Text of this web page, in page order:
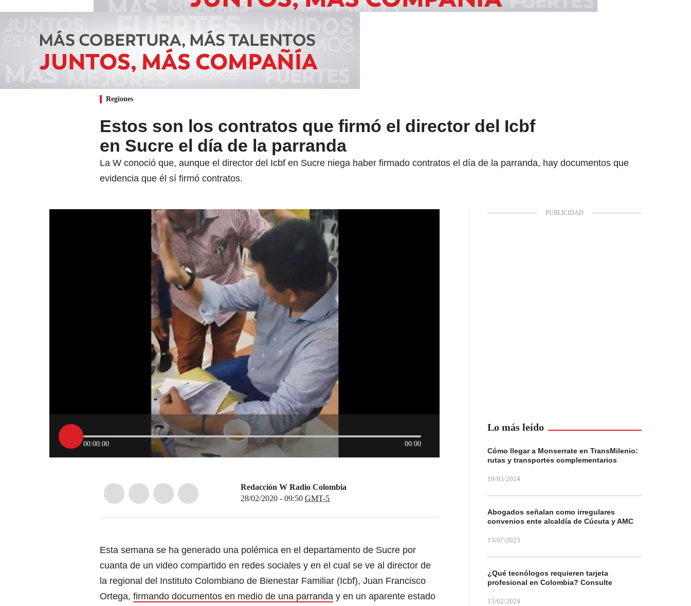
Regiones
Estos son los contratos que firmó el director del Icbf
en Sucre el día de la parranda
La W conoció que, aunque el director del Icbf en Sucre niega haber firmado contratos el día de la parranda, hay documentos que
evidencia que él sí firmó contratos.
00:00:00 00:00
Redacción W Radio Colombia
28/02/2020 - 09:50 GMT-5
Esta semana se ha generado una polémica en el departamento de Sucre por
cuanta de un video compartido en redes sociales y en el cual se ve al director de
la regional del Instituto Colombiano de Bienestar Familiar (Icbf), Juan Francisco
Ortega, firmando documentos en medio de una parranda y en un aparente estado
Lo más leído
Cómo llegar a Monserrate en TransMilenio:
rutas y transportes complementarios
19/03/2024
Abogados señalan como irregulares
convenios ente alcaldía de Cúcuta y AMC
13/07/2023
¿Qué tecnólogos requieren tarjeta
profesional en Colombia? Consulte
13/02/2024